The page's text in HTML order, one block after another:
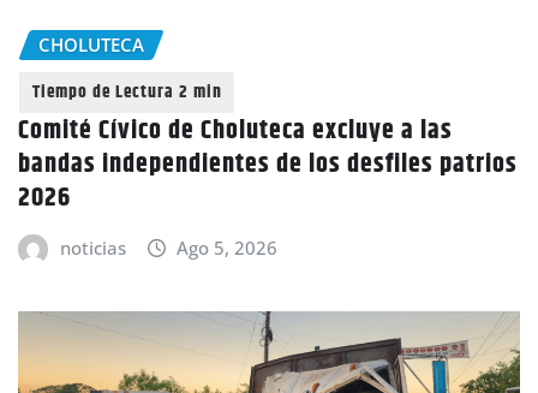
CHOLUTECA
Comité Cívico de Choluteca excluye a las
bandas independientes de los desfiles patrios
2026
noticias Ago 5, 2026